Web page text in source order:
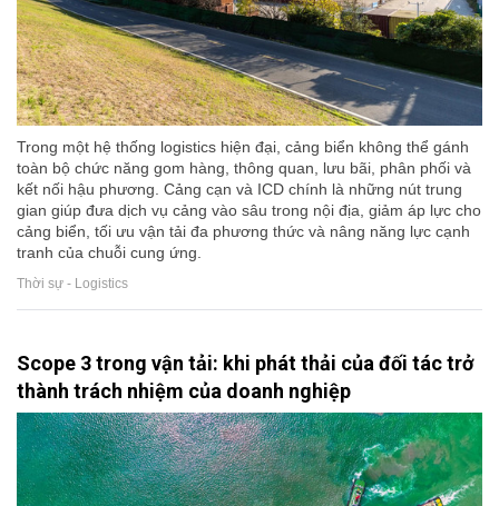
Trong một hệ thống logistics hiện đại, cảng biển không thể gánh
toàn bộ chức năng gom hàng, thông quan, lưu bãi, phân phối và
kết nối hậu phương. Cảng cạn và ICD chính là những nút trung
gian giúp đưa dịch vụ cảng vào sâu trong nội địa, giảm áp lực cho
cảng biển, tối ưu vận tải đa phương thức và nâng năng lực cạnh
tranh của chuỗi cung ứng.
Thời sự - Logistics
Scope 3 trong vận tải: khi phát thải của đối tác trở
thành trách nhiệm của doanh nghiệp